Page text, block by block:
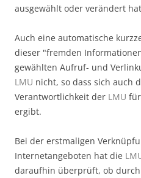
ausgewählt oder verändert
Auch eine automatische
dieser "fremden
gewählten Aufruf- und
LMU nicht, so dass sich auch
Verantwortlichkeit der LMU
ergibt.
Bei der erstmaligen
Internetangeboten hat die
daraufhin überprüft, ob